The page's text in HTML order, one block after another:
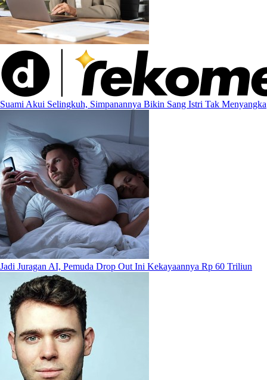
Suami Akui Selingkuh, Simpanannya Bikin Sang Istri Tak Menyangka
Jadi Juragan AI, Pemuda Drop Out Ini Kekayaannya Rp 60 Triliun